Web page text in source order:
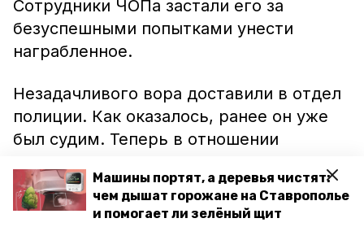
Машины портят, а деревья чистят:
чем дышат горожане на Ставрополье
и помогает ли зелёный щит
Сотрудники ЧОПа застали его за
безуспешными попытками унести
награбленное.
Незадачливого вора доставили в отдел
полиции. Как оказалось, ранее он уже
был судим. Теперь в отношении
уголовное дело по факту покушения на
совершение кражи.